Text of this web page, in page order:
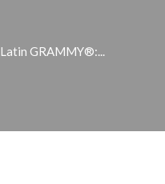
GRAMMY®:...